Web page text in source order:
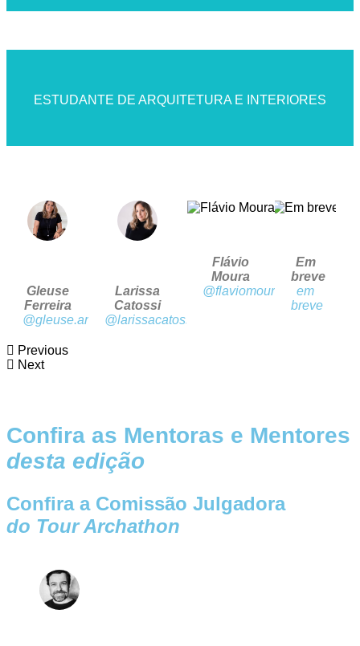
ESTUDANTE DE ARQUITETURA E INTERIORES
ESTUDANTE DE ARQUITETURA E INTERIORES
Gleuse
Ferreira
@gleuse.arquitetura
Larissa
Catossi
@larissacatossiarquitetura
Flávio
Moura
@flaviomouraarquiteto
Em
breve
em
breve
Previous
Next
Confira as Mentoras e Mentores
desta edição
Confira a Comissão Julgadora
do Tour Archathon